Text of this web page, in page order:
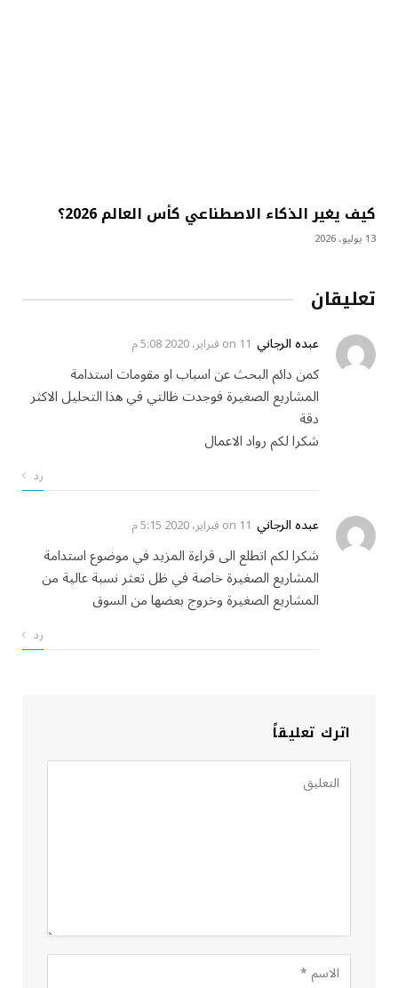
كيف يغير الذكاء الاصطناعي كأس العالم 2026؟
13 يوليو، 2026
تعليقان
عبده الرجاني 11 فبراير، 2020 5:08 م
كمن دائم البحث عن اسباب او مقومات استدامة
المشاريع الصغيرة فوجدت ظالتي في هذا التحليل الاكثر
دقة
شكرا لكم رواد الاعمال
رد
عبده الرجاني 11 فبراير، 2020 5:15 م
شكرا لكم اتطلع الى قراءة المزيد في موضوع استدامة
المشاريع الصغيرة خاصة في ظل تعثر نسبة عالية من
المشاريع الصغيرة وخروج بعضها من السوق
رد
اترك تعليقاً